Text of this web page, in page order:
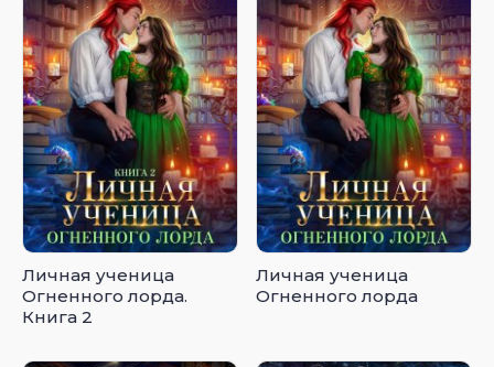
Личная ученица
Огненного лорда.
Книга 2
Личная ученица
Огненного лорда